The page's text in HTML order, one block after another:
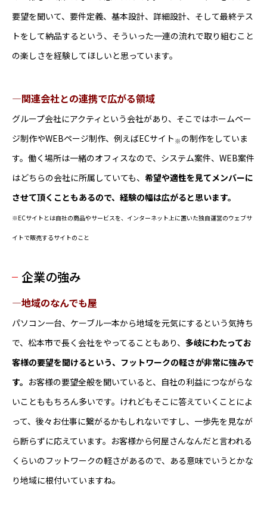
要望を聞いて、要件定義、基本設計、詳細設計、そして最終テス
トをして納品するという、そういった一連の流れで取り組むこと
の楽しさを経験してほしいと思っています。
―関連会社との連携で広がる領域
グループ会社にアクティという会社があり、そこではホームペー
ジ制作やWEBページ制作、例えばECサイト ※ の制作をしていま
す。働く場所は一緒のオフィスなので、システム案件、WEB案件
はどちらの会社に所属していても、 希望や適性を見てメンバーに
させて頂くこともあるので、経験の幅は広がると思います。
※ECサイトとは自社の商品やサービスを、インターネット上に置いた独自運営のウェブサ
イトで販売するサイトのこと
企業の強み
―地域のなんでも屋
パソコン一台、ケーブル一本から地域を元気にするという気持ち
で、松本市で長く会社をやってることもあり、 多岐にわたってお
客様の要望を聞けるという、フットワークの軽さが非常に強みで
す。 お客様の要望全般を聞いていると、自社の利益につながらな
いことももちろん多いです。けれどもそこに答えていくことによ
って、後々お仕事に繋がるかもしれないですし、一歩先を見なが
ら断らずに応えています。お客様から何屋さんなんだと言われる
くらいのフットワークの軽さがあるので、ある意味でいうとかな
り地域に根付いていますね。